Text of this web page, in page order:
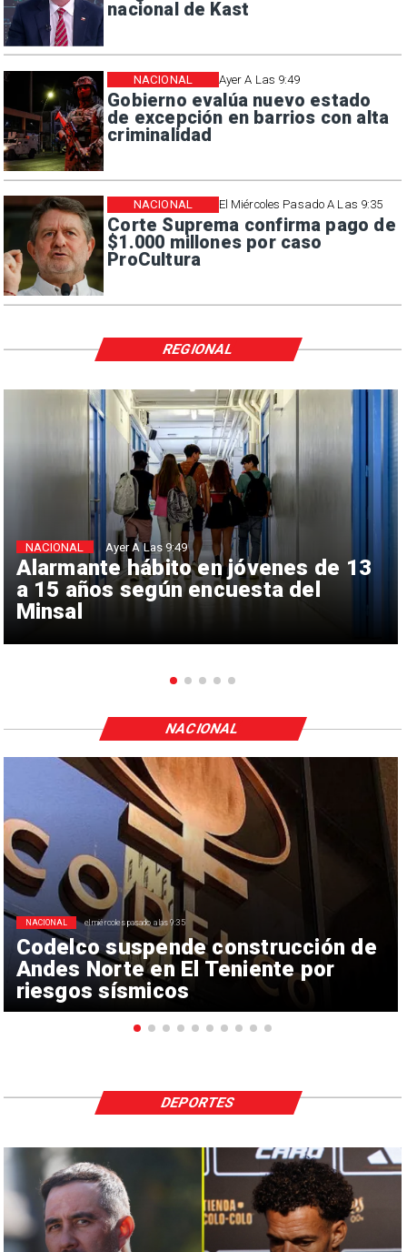
nacional de Kast
Ayer A Las 9:49
Gobierno evalúa nuevo estado
de excepción en barrios con alta
criminalidad
NACIONAL
El Miércoles Pasado A Las 9:35
Corte Suprema confirma pago de
$1.000 millones por caso
ProCultura
NACIONAL
Alarmante hábito en jóvenes de 13
a 15 años según encuesta del
Minsal
NACIONAL Ayer A Las 9:49
REGIONAL
Codelco suspende construcción de
Andes Norte en El Teniente por
riesgos sísmicos
NACIONAL el miércoles pasado a las 9:35
NACIONAL
DEPORTES